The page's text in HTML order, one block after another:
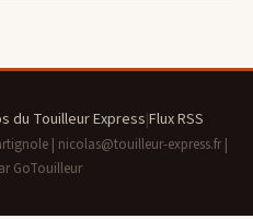
du Touilleur Express|Flux RSS
| nicolas@touilleur-express.fr |
GoTouilleur